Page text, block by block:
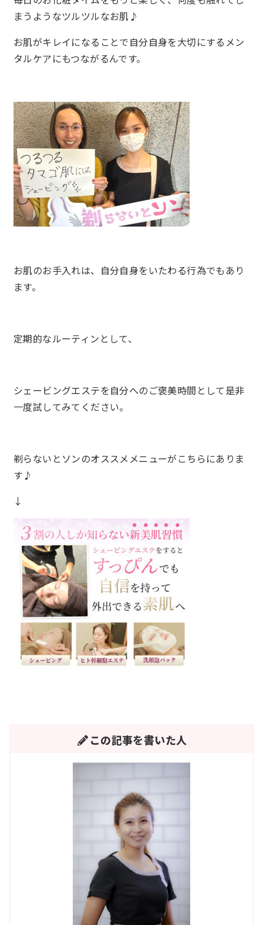
まうようなツルツルなお肌♪
お肌がキレイになることで自分自身を大切にするメン
タルケアにもつながるんです。
お肌のお手入れは、自分自身をいたわる行為でもあり
ます。
定期的なルーティンとして、
シェービングエステを自分へのご褒美時間として是非
一度試してみてください。
剃らないとソンのオススメメニューがこちらにありま
す♪
↓
この記事を書いた人